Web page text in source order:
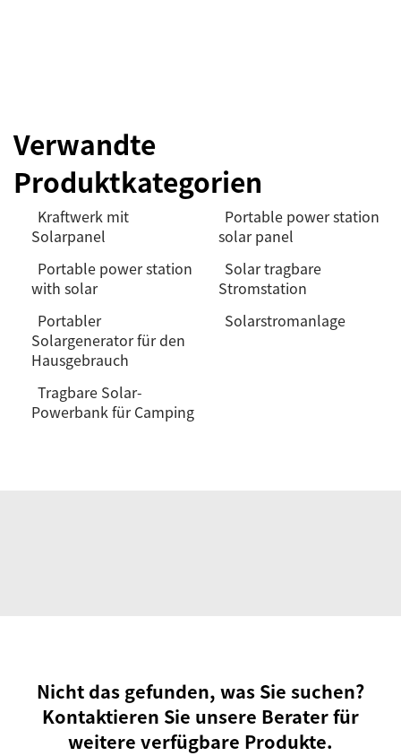
Verwandte
Produktkategorien
Kraftwerk mit
Solarpanel
Portable power station
solar panel
Portable power station
with solar
Solar tragbare
Stromstation
Portabler
Solargenerator für den
Hausgebrauch
Solarstromanlage
Tragbare Solar-
Powerbank für Camping
Nicht das gefunden, was Sie suchen?
Kontaktieren Sie unsere Berater für
weitere verfügbare Produkte.